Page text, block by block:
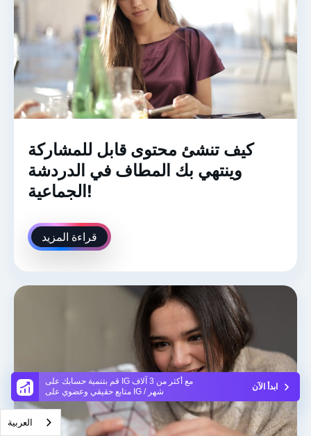
قم بتنمية حسابك على IG مع أكثر من 3 آلاف
متابع حقيقي وعضوي على IG / شهر
ابدأ الآن
كيف تنشئ محتوى قابل للمشاركة
وينتهي بك المطاف في الدردشة
الجماعية!
قراءة المزيد
العربية‏